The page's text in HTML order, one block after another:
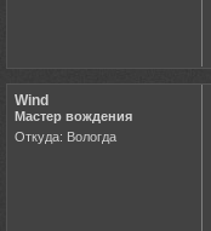
Wind
Мастер вождения
Откуда: Вологда